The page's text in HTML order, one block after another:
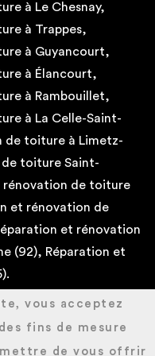
à Le Chesnay,
à Trappes,
à Guyancourt,
à Élancourt,
à Rambouillet,
à La Celle-Saint-
de toiture à Limetz-
toiture Saint-
rénovation de toiture
et rénovation de
et rénovation
(92), Réparation et
vous acceptez
fins de mesure
de vous offrir